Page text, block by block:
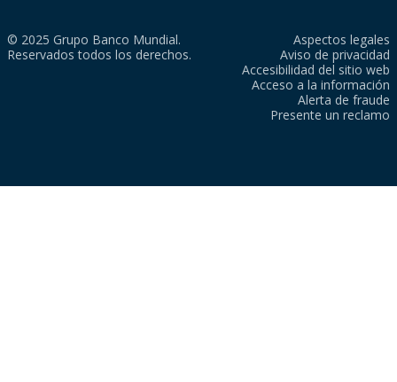
© 2025 Grupo Banco Mundial.
Reservados todos los derechos.
Aspectos legales
Aviso de privacidad
Accesibilidad del sitio web
Acceso a la información
Alerta de fraude
Presente un reclamo